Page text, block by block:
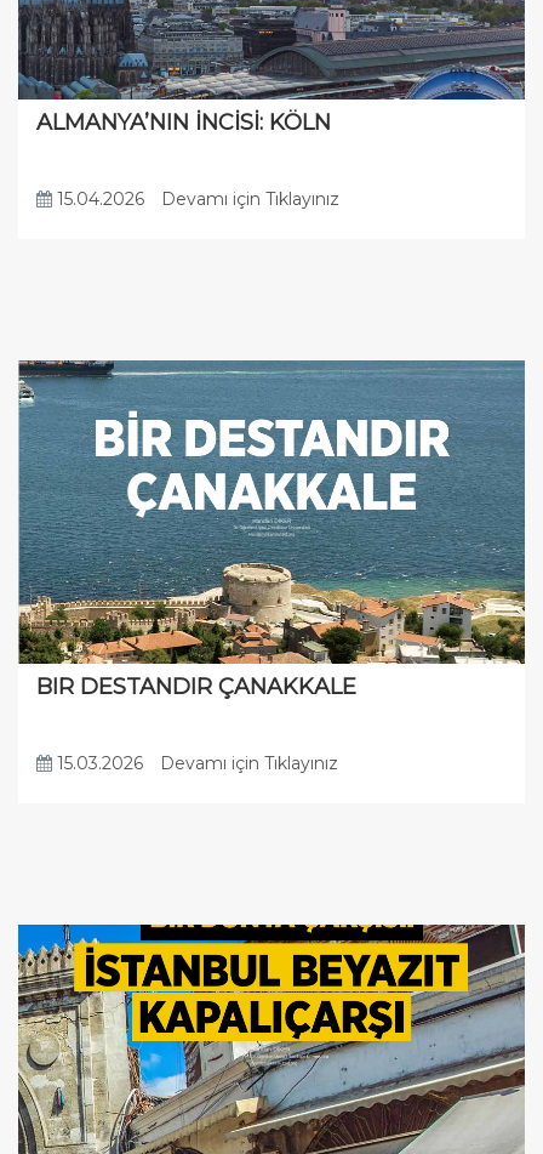
ALMANYA’NIN İNCİSİ: KÖLN
15.04.2026 Devamı için Tıklayınız
BIR DESTANDIR ÇANAKKALE
15.03.2026 Devamı için Tıklayınız